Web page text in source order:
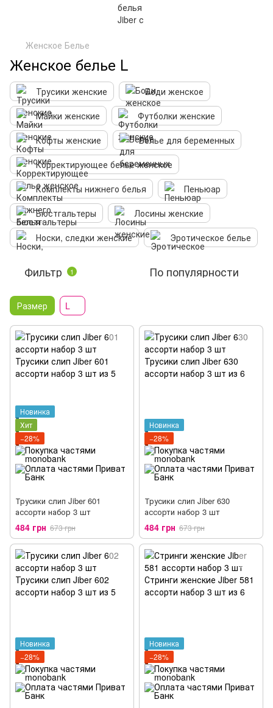
Женское Белье
Женское белье L
Трусики женские
Боди женское
Майки женские
Футболки женские
Кофты женские
Белье для беременных
Корректирующее белье женское
Комплекты нижнего белья
Пеньюар
Бюстгальтеры
Лосины женские
Носки, следки женские
Эротическое белье
Фильтр 1 По популярности
Размер L
Новинка
Хит
−28%
Трусики слип Jiber 601
ассорти набор 3 шт
484 грн 673 грн
Новинка
−28%
Трусики слип Jiber 630
ассорти набор 3 шт
484 грн 673 грн
Новинка
−28%
Новинка
−28%